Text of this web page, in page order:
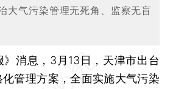
大气污染管理无死角、监察无盲
消息，3月13日，天津市出台
管理方案，全面实施大气污染